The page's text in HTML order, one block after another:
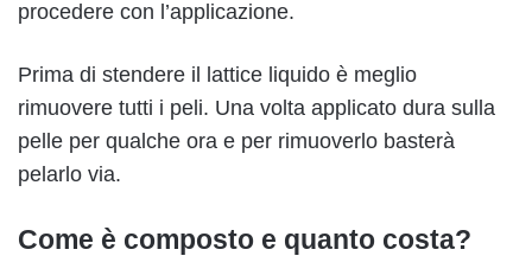
procedere con l’applicazione.
Prima di stendere il lattice liquido è meglio
rimuovere tutti i peli. Una volta applicato dura sulla
pelle per qualche ora e per rimuoverlo basterà
pelarlo via.
Come è composto e quanto costa?